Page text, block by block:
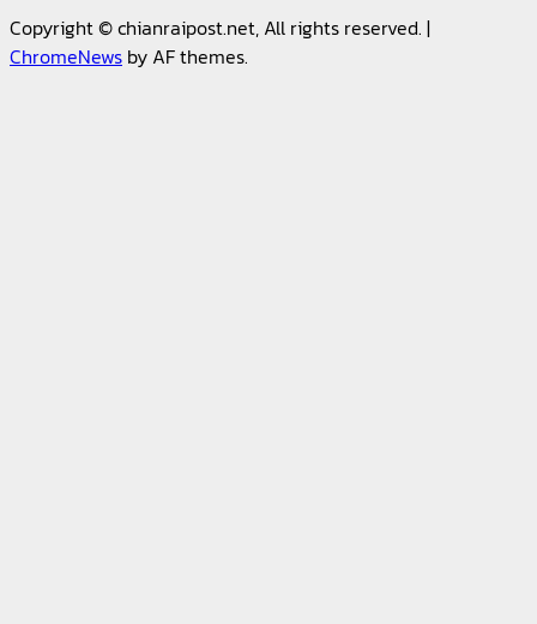
Copyright © chianraipost.net, All rights reserved. |
ChromeNews by AF themes.